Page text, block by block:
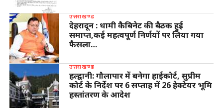
उत्तराखण्ड
देहरादून : धामी कैबिनेट की बैठक हुई
समाप्त,कई महत्वपूर्ण निर्णयों पर लिया गया
फैसला…
उत्तराखण्ड
हल्द्वानी: गौलापार में बनेगा हाईकोर्ट, सुप्रीम
कोर्ट के निर्देश पर 6 सप्ताह में 26 हेक्टेयर भूमि
हस्तांतरण के आदेश